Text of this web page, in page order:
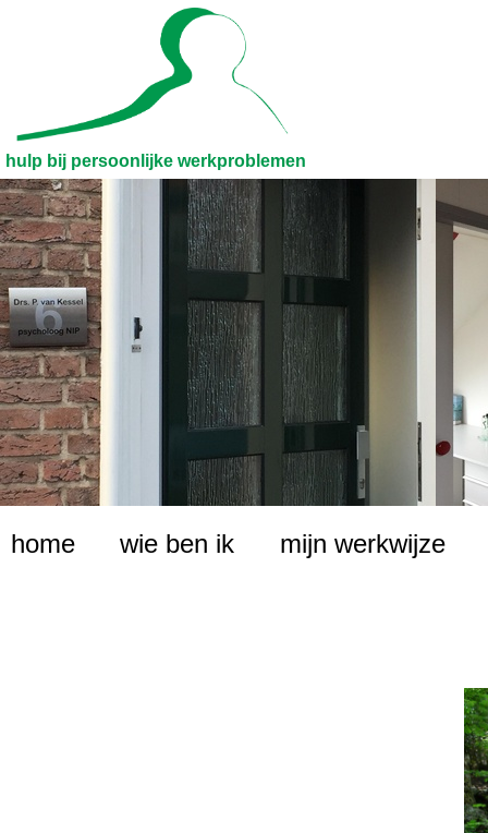
hulp bij persoonlijke werkproblemen
home wie ben ik mijn werkwijze